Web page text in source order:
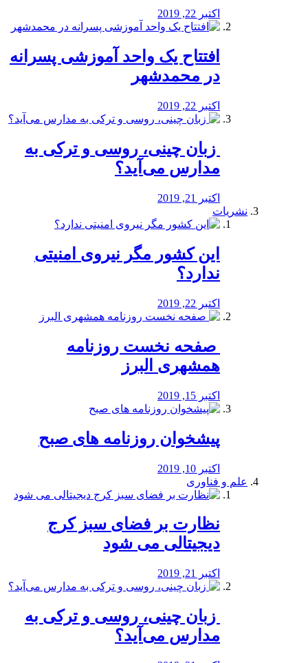
اکتبر 22, 2019
افتتاح یک واحد آموزشی پسرانه
در محمدشهر
اکتبر 22, 2019
️ زبان چینی، روسی و ترکی به
مدارس می‌آید؟
اکتبر 21, 2019
نشریات
این کشور مگر نیروی امنیتی
ندارد؟
اکتبر 22, 2019
️ صفحه نخست روزنامه‌
همشهری البرز
اکتبر 15, 2019
پیشخوان روزنامه های صبح
اکتبر 10, 2019
علم و فناوری
نظارت بر فضای سبز کرج
دیجیتالی می شود
اکتبر 21, 2019
️ زبان چینی، روسی و ترکی به
مدارس می‌آید؟